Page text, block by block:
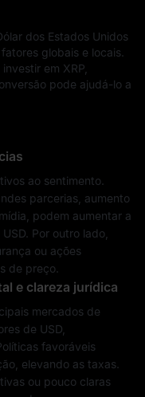
dos Estados Unidos
globais e locais.
em XRP,
pode ajudá-lo a
ao sentimento.
parcerias, aumento
podem aumentar a
Por outro lado,
ou ações
de preço.
e clareza jurídica
mercados de
de USD,
favoráveis
elevando as taxas.
ou pouco claras